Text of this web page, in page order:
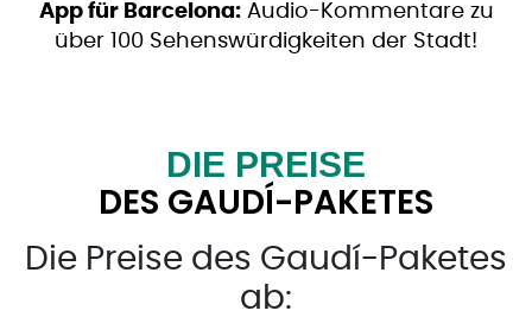
App für Barcelona:Audio-Kommentare zu
über 100 Sehenswürdigkeiten der Stadt!
DIE PREISE
DES GAUDÍ-PAKETES
​Die Preise des Gaudí-Paketes
ab: